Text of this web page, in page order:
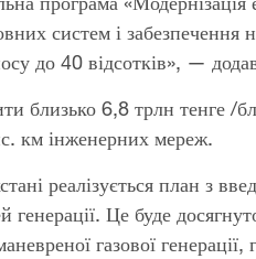
систем і
до 40 відсотків», —
близько 6,8 трлн тенге
км інженерних мереж.
реалізується план з
генерації. Це буде
газової